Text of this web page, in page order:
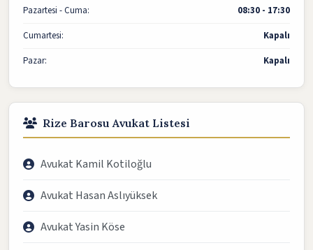
Pazartesi - Cuma:
08:30 - 17:30
Cumartesi:
Kapalı
Pazar:
Kapalı
Rize Barosu Avukat Listesi
Avukat Kamil Kotiloğlu
Avukat Hasan Aslıyüksek
Avukat Yasin Köse